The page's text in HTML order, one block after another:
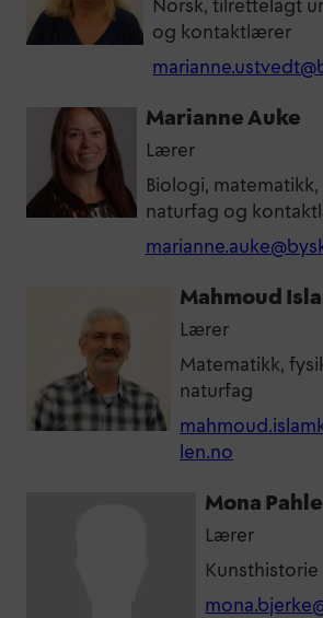
Norsk, tilrettelagt
og kontaktlærer
Marianne Auke
Lærer
Biologi, matematikk,
naturfag og
Mahmoud
Lærer
Matematikk,
naturfag
len.no
Mona
Lærer
Kunsthistorie